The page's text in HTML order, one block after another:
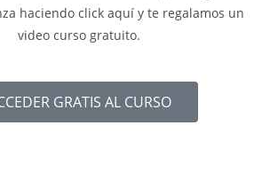
haciendo click aquí y te regalamos un
video curso gratuito.
GRATIS AL CURSO